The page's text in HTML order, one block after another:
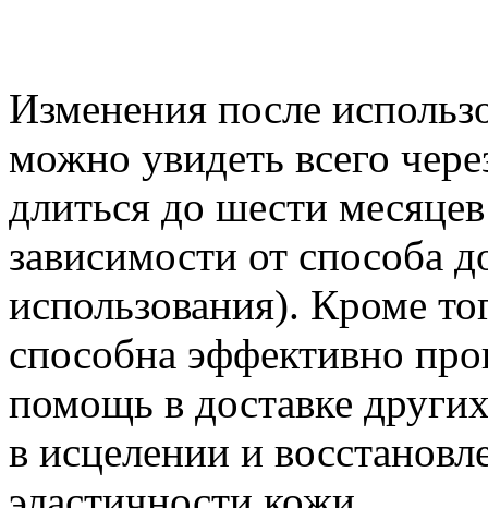
Изменения после
можно увидеть всего
длиться до шести
зависимости от способа
использования). Кроме
способна эффективно
помощь в доставке
в исцелении и